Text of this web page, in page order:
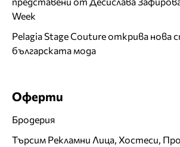
Week
Pelagia Stage Couture открива нова
българската мода
Оферти
Бродерия
Търсим Рекламни Лица, Хостеси,